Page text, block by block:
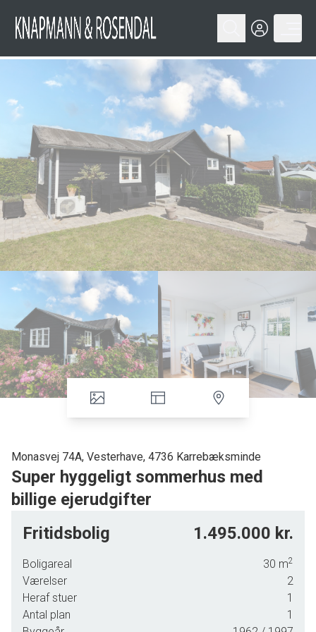
Monasvej 74A, Vesterhave, 4736 Karrebæksminde
Super hyggeligt sommerhus med
billige ejerudgifter
er træ, sprossende vinduer og en charme man ikke kan
Indrettet med åbent køkken og stuemiljø med pænt nyere
køkkenelementer, soveværelse, baggang med
pillebrændeovn og vaskemaskine, rummeligt badeværelse
Fritidsbolig 1.495.000 kr.
Boligareal 30 m2
Værelser
2
Heraf stuer
1
Antal plan
1